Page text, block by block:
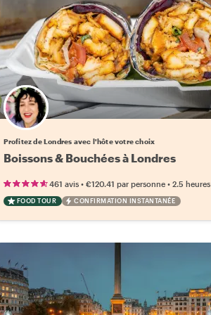
Choisissez votre local favori
Profitez de Londres avec l'hôte votre choix
Boissons & Bouchées à Londres
461 avis• €120.41 par personne• 2.5 heures
FOOD TOUR CONFIRMATION INSTANTANÉE